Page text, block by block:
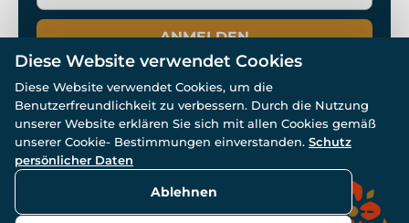
ANMELDEN
© Alle Rechte vorbehalten. www.wulflund.de 2007-2026.
Powered by
Diese Website verwendet Cookies
Diese Website verwendet Cookies, um die
Benutzerfreundlichkeit zu verbessern. Durch die Nutzung
unserer Website erklären Sie sich mit allen Cookies gemäß
unserer Cookie- Bestimmungen einverstanden. Schutz
persönlicher Daten
Ablehnen